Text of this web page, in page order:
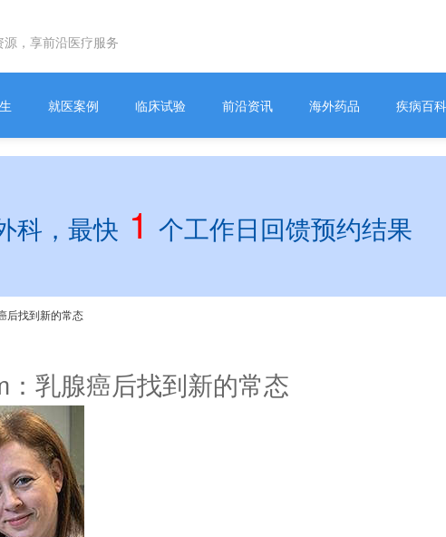
，享前沿医疗服务
就医案例 临床试验 前沿资讯 海外药品 疾病百科
科，最快 1 个工作日回馈预约结果
后找到新的常态
乳腺癌后找到新的常态